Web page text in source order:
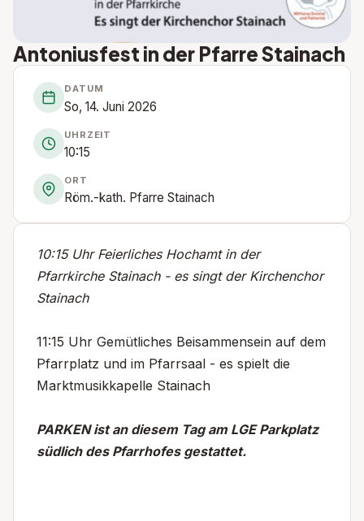
Antoniusfest in der Pfarre Stainach
DATUM
So, 14. Juni 2026
UHRZEIT
10:15
ORT
Röm.-kath. Pfarre Stainach
10:15 Uhr Feierliches Hochamt in der
Pfarrkirche Stainach - es singt der Kirchenchor
Stainach
11:15 Uhr Gemütliches Beisammensein auf dem
Pfarrplatz und im Pfarrsaal - es spielt die
Marktmusikkapelle Stainach
PARKEN ist an diesem Tag am LGE Parkplatz
südlich des Pfarrhofes gestattet.